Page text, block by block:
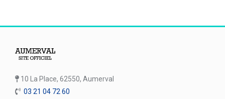
10 La Place, 62550, Aumerval
03 21 04 72 60